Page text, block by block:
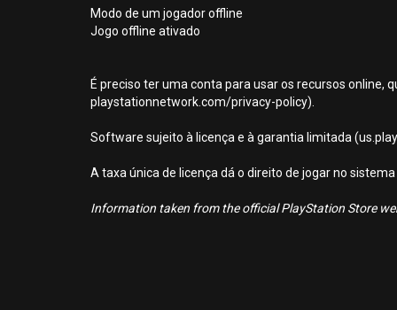
Modo de um jogador offline
Jogo offline ativado
É preciso ter uma conta para usar os recursos
playstationnetwork.com/privacy-policy).
Software sujeito à licença e à garantia limitada
A taxa única de licença dá o direito de jogar no
Information taken from the official PlayStation Store